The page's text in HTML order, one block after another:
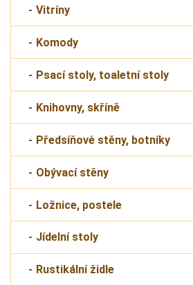
Vitríny
Komody
Psací stoly, toaletní stoly
Knihovny, skříně
Předsíňové stěny, botníky
Obývací stěny
Ložnice, postele
Jídelní stoly
Rustikální židle